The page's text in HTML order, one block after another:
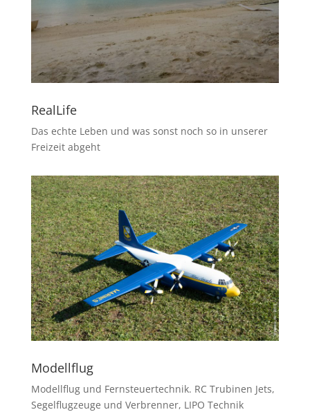
RealLife
Das echte Leben und was sonst noch so in unserer
Freizeit abgeht
Modellflug
Modellflug und Fernsteuertechnik. RC Trubinen Jets,
Segelflugzeuge und Verbrenner, LIPO Technik